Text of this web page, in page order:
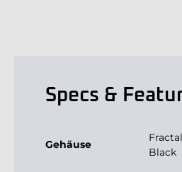
Specs &
Gehäuse
Black